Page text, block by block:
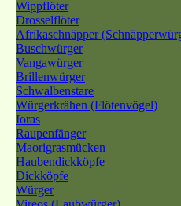
Wippflöter
Drosselflöter
Afrikaschnäpper
Buschwürger
Vangawürger
Brillenwürger
Schwalbenstare
Würgerkrähen (Flötenvögel)
Ioras
Raupenfänger
Maorigrasmücken
Haubendickköpfe
Dickköpfe
Würger